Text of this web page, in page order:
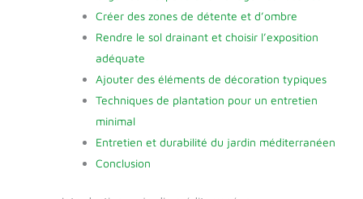
Créer des zones de détente et d’ombre
Rendre le sol drainant et choisir l’exposition
adéquate
Ajouter des éléments de décoration typiques
Techniques de plantation pour un entretien
minimal
Entretien et durabilité du jardin méditerranéen
Conclusion